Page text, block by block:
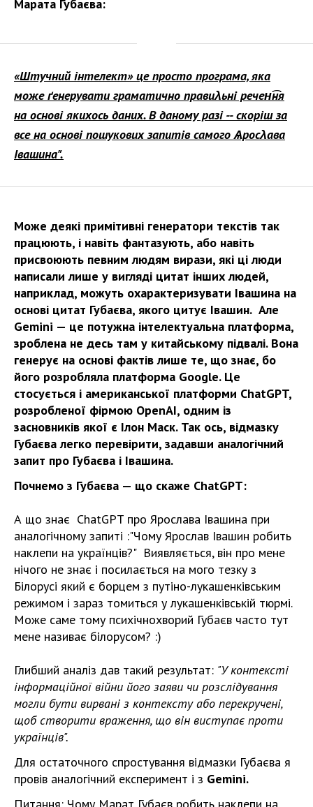
Марата Губаєва:
«Штучний інтелект» це просто програма, яка
може ґенерувати граматично правиλьні речен͡ня
на основі якихось даних. В даному разі -- скоріш за
все на основі пошукових запитів самого Ѧросλава
Івашина".
Може деякі примітивні генератори текстів так
працюють, і навіть фантазують, або навіть
присвоюють певним людям вирази, які ці люди
написали лише у вигляді цитат інших людей,
наприклад, можуть охарактеризувати Івашина на
основі цитат Губаєва, якого цитує Івашин. Але
Gemini — це потужна інтелектуальна платформа,
зроблена не десь там у китайському підвалі. Вона
генерує на основі фактів лише те, що знає, бо
його розробляла платформа Google. Це
стосується і американської платформи ChatGPT,
розробленої фірмою OpenAI, одним із
засновників якої є Ілон Маск. Так ось, відмазку
Губаєва легко перевірити, задавши аналогічний
запит про Губаєва і Івашина.
Почнемо з Губаєва — що скаже ChatGPT:
А що знає ChatGPT про Ярослава Івашина при
аналогічному запиті :"Чому Ярослав Івашин робить
наклепи на українців?" Виявляється, він про мене
нічого не знає і посилається на мого тезку з
Білорусі який є борцем з путіно-лукашенківським
режимом і зараз томиться у лукашенківській тюрмі.
Може саме тому психічнохворий Губаєв часто тут
мене називає білорусом? :)
Глибший аналіз дав такий результат: "У контексті
інформаційної війни його заяви чи розслідування
могли бути вирвані з контексту або перекручені,
щоб створити враження, що він виступає проти
українців".
Для остаточного спростування відмазки Губаєва я
провів аналогічний експеримент і з Gemini.
Питання: Чому Марат Губаєв робить наклепи на